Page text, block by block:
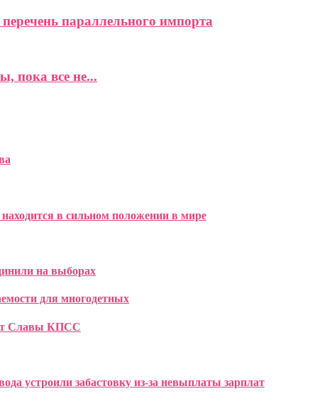
параллельного импорта
пока все не...
в сильном положении в мире
на выборах
для многодетных
от Славы КПСС
устроили забастовку из-за невыплаты зарплат